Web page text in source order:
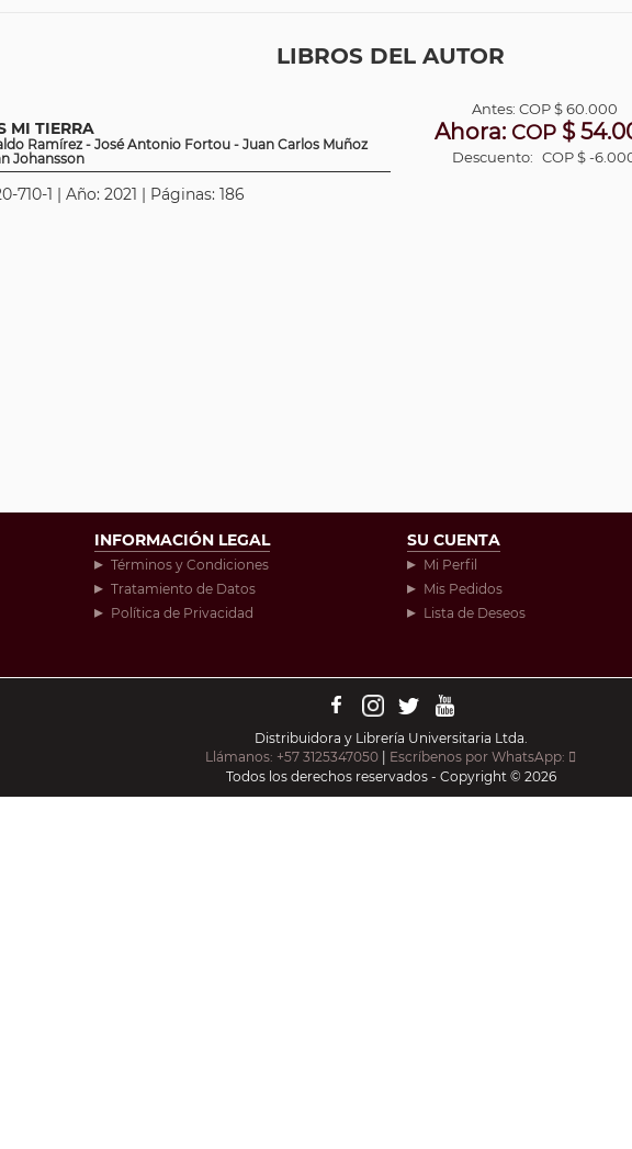
LIBROS DEL AUTOR
MI TIERRA
Ramírez - José Antonio Fortou - Juan Carlos Muñoz
Johansson
710-1 | Año: 2021 | Páginas: 186
Antes: COP$ 60.000
Ahora: COP $
Descuento: COP $ -
INFORMACIÓN LEGAL
Términos y Condiciones
Tratamiento de Datos
Política de Privacidad
SU CUENTA
Mi Perfil
Mis Pedidos
Lista de Deseos
Distribuidora y Librería Universitaria Ltda.
Llámanos: +57 3125347050
Escríbenos por WhatsApp:
Todos los derechos reservados - Copyright © 2026